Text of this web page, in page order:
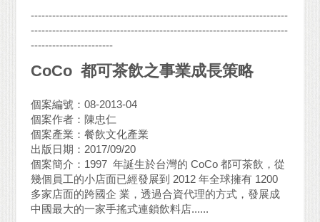
------------------------------------------------------------------------
------------------------------------------------------------------------
-----------------------
CoCo 都可茶飲之事業成長策略
個案編號：08-2013-04
個案作者：陳忠仁
個案產業：餐飲文化產業
出版日期：2017/09/20
個案簡介：1997 年誕生於台灣的 CoCo 都可茶飲，從
幾個員工的小店面已經發展到 2012 年全球擁有 1200
多家店面的跨國企 業，透過合資代理的方式，發展成
中國最大的一家手搖式連鎖飲料店......